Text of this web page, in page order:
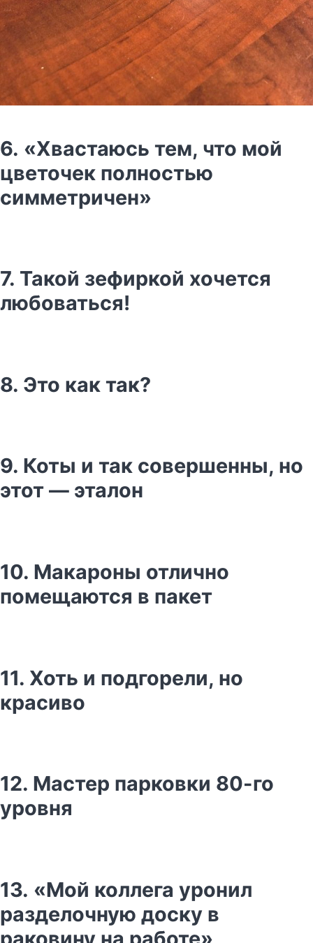
6. «Хвастаюсь тем, что мой
цветочек полностью
симметричен»
7. Такой зефиркой хочется
любоваться!
8. Это как так?
9. Коты и так совершенны, но
этот — эталон
10. Макароны отлично
помещаются в пакет
11. Хоть и подгорели, но
красиво
12. Мастер парковки 80-го
уровня
13. «Мой коллега уронил
разделочную доску в